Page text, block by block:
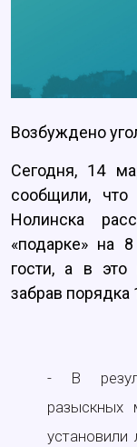
Возбуждено
Сегодня, 14
сообщили, что
Нолинска
«подарке» на
гости, а в это
забрав порядка
- В
разыскных
установили